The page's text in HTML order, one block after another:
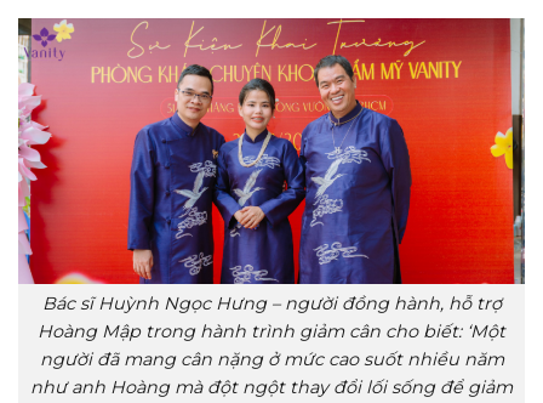
Bác sĩ Huỳnh Ngọc Hưng – người đồng hành, hỗ trợ
Hoàng Mập trong hành trình giảm cân cho biết: ‘Một
người đã mang cân nặng ở mức cao suốt nhiều năm
như anh Hoàng mà đột ngột thay đổi lối sống để giảm